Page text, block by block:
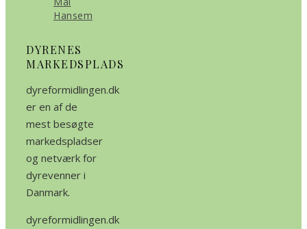
Hansem
DYRENES
MARKEDSPLADS
dyreformidlingen.dk
er en af de
mest besøgte
markedspladser
og netværk for
dyrevenner i
Danmark.
dyreformidlingen.dk